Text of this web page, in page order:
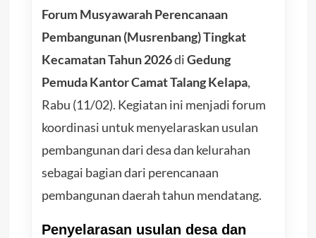
Forum Musyawarah Perencanaan
Pembangunan (Musrenbang) Tingkat
Kecamatan Tahun 2026diGedung
Pemuda Kantor Camat Talang Kelapa,
Rabu (11/02). Kegiatan ini menjadi forum
koordinasi untuk menyelaraskan usulan
pembangunan dari desa dan kelurahan
sebagai bagian dari perencanaan
pembangunan daerah tahun mendatang.
Penyelarasan usulan desa dan